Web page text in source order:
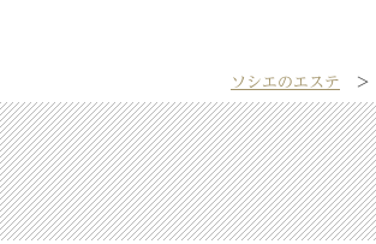
ソシエのエステ